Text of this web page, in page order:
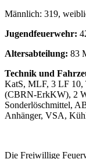
Männlich: 319,
Jugendfeuerwehr:
Altersabteilung: 83
Technik und
KatS, MLF, 3 LF
(CBRN-ErkKW), 2
Sonderlöschmittel,
Anhänger, VSA,
Die Freiwillige